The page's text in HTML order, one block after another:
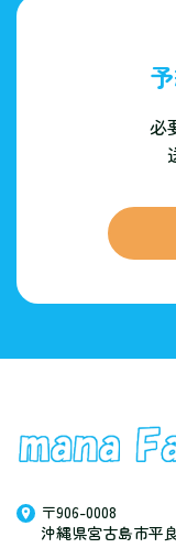
必
〒906-0008
沖縄県宮古島市平